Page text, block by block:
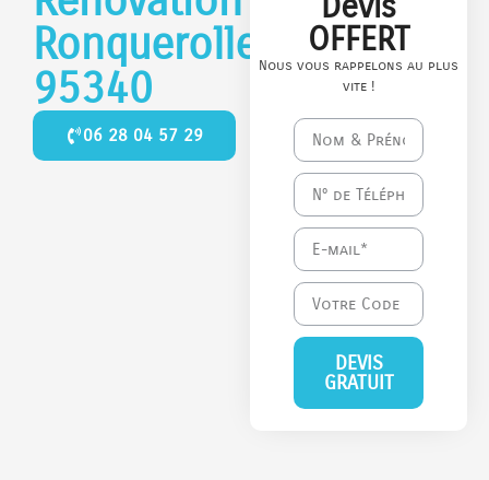
Ronquerolles
95340
06 28 04 57 29
OFFERT
Nous vous rappelons au plus
vite !
DEVIS
GRATUIT